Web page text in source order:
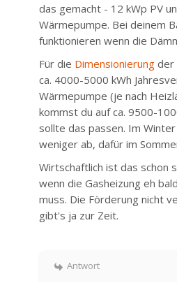
das gemacht - 12 kWp PV
Wärmepumpe. Bei deinem
funktionieren wenn die
Für die Dimensionierungder
ca. 4000-5000 kWh
Wärmepumpe (je nach
kommst du auf ca. 9500-
sollte das passen. Im
weniger ab, dafür im
Wirtschaftlich ist das schon
wenn die Gasheizung eh
muss. Die Förderung nicht
gibt's ja zur Zeit.
Antwort